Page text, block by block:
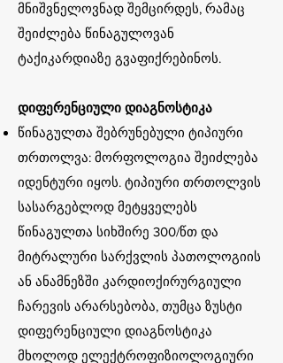
მნიშვნელოვნად შემცირდეს, რამაც
შეიძლება წინაგულოვან
ტაქიკარდიაზე გვაფიქრებინოს.
დიფერენციული დიაგნოსტიკა
წინაგულთა შებრუნებული ტიპიური
თრთოლვა: მორფოლოგია შეიძლება
იდენტური იყოს. ტიპიური თრთოლვის
სასარგებლოდ მეტყველებს
წინაგულთა სიხშირე 300/წთ და
მიტრალური სარქვლის პათოლოგიის
ან ანამნეზში კარდიოქირურგიული
ჩარევის არარსებობა, თუმცა ზუსტი
დიფერენციული დიაგნოსტიკა
მხოლოდ ელექტროფიზიოლოგიური